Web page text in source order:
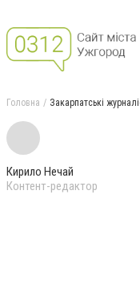
Головна Закарпатські
Кирило Нечай
Контент-редактор